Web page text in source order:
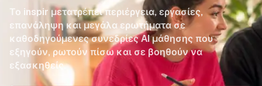
Το inspir μετατρέπει περιέργεια, εργασίες,
επανάληψη και μεγάλα ερωτήματα σε
καθοδηγούμενες συνεδρίες AI μάθησης που
εξηγούν, ρωτούν πίσω και σε βοηθούν να
εξασκηθείς.